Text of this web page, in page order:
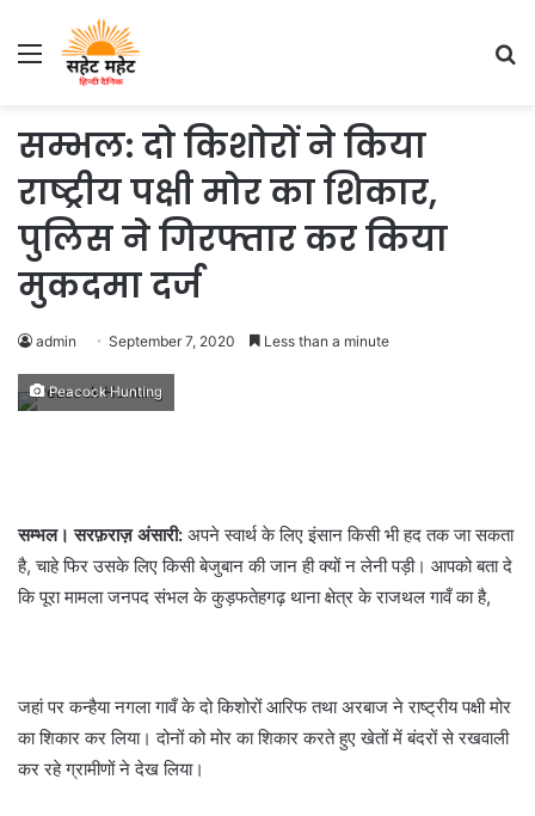
Menu
सम्भल: दो किशोरों ने किया
राष्ट्रीय पक्षी मोर का शिकार,
पुलिस ने गिरफ्तार कर किया
मुकदमा दर्ज
admin September 7, 2020 Less than a minute
Peacock Hunting
सम्भल। सरफ़राज़ अंसारी: अपने स्वार्थ के लिए इंसान किसी भी हद तक जा सकता
है, चाहे फिर उसके लिए किसी बेजुबान की जान ही क्यों न लेनी पड़ी। आपको बता दे
कि पूरा मामला जनपद संभल के कुड़फतेहगढ़ थाना क्षेत्र के राजथल गावँ का है,
जहां पर कन्हैया नगला गावँ के दो किशोरों आरिफ तथा अरबाज ने राष्ट्रीय पक्षी मोर
का शिकार कर लिया। दोनों को मोर का शिकार करते हुए खेतों में बंदरों से रखवाली
कर रहे ग्रामीणों ने देख लिया।